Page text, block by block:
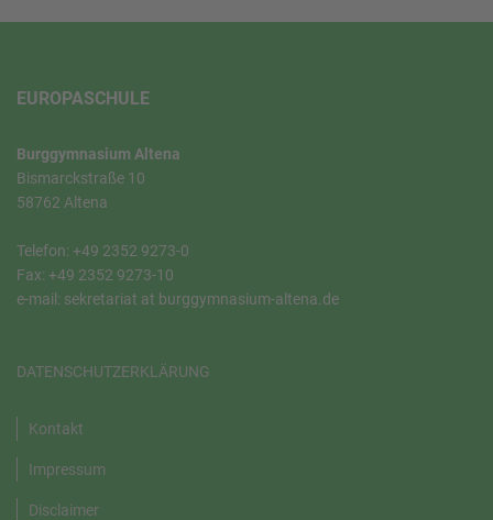
EUROPASCHULE
Burggymnasium Altena
Bismarckstraße 10
58762 Altena
Telefon: +49 2352 9273-0
Fax: +49 2352 9273-10
e-mail: sekretariat at burggymnasium-altena.de
DATENSCHUTZERKLÄRUNG
Kontakt
Impressum
Disclaimer